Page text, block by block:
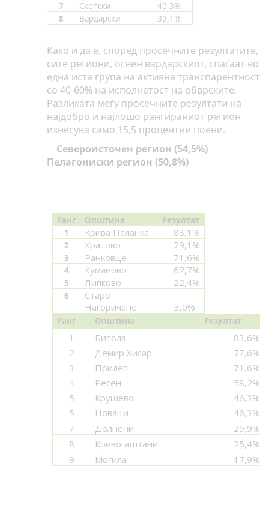
7
Скопски
40,3%
8
Вардарски 39,1%
Како и да е, според просечните резултатите,
сите региони, освен вардарскиот, спаѓаат во
една иста група на активна транспарентност
со 40-60% на исполнетост на обврските.
Разликата меѓу просечните резултати на
најдобро и најлошо рангираниот регион
изнесува само 15,5 процентни поени.
Североисточен регион (54,5%)
Пелагониски регион (50,8%)
Ранг Општина
Резултат
1
Крива Паланка 88,1%
2 Кратово 79,1%
3 Ранковце 71,6%
4 Куманово 62,7%
5 Липково 22,4%
6
Старо
Нагоричане
3,0%
Ранг Општина Резултат
1 Битола
83,6%
2
Демир Хисар
77,6%
3
Прилеп
71,6%
4
Ресен
58,2%
5
Крушево
46,3%
5
Новаци
46,3%
7
Долнени
29,9%
8
Кривогаштани
25,4%
9
Могила 17,9%